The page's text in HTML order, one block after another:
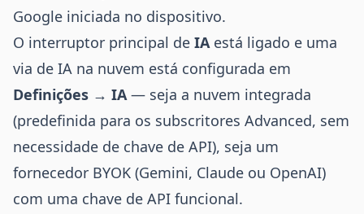
Google iniciada no dispositivo.
O interruptor principal de IAestá ligado e uma
via de IA na nuvem está configurada em
Definições → IA— seja a nuvem integrada
(predefinida para os subscritores Advanced, sem
necessidade de chave de API), seja um
fornecedor BYOK (Gemini, Claude ou OpenAI)
com uma chave de API funcional.